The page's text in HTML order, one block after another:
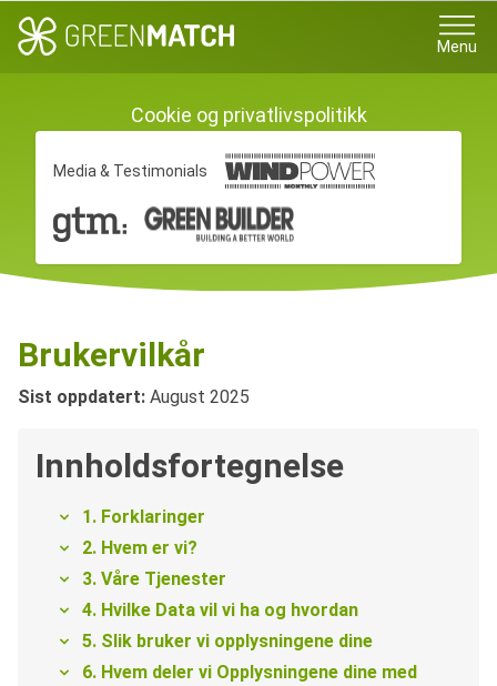
Menu
Cookie og privatlivspolitikk
Media & Testimonials
Brukervilkår
Sist oppdatert: August 2025
Innholdsfortegnelse
1. Forklaringer
2. Hvem er vi?
3. Våre Tjenester
4. Hvilke Data vil vi ha og hvordan
5. Slik bruker vi opplysningene dine
6. Hvem deler vi Opplysningene dine med